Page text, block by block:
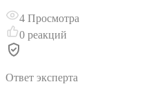
4 Просмотра
0 реакций
Ответ эксперта